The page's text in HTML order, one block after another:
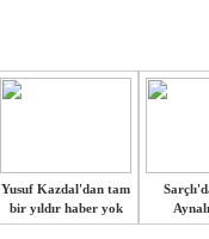
Yusuf Kazdal'dan tam
bir yıldır haber yok